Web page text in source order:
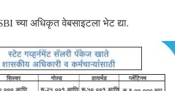
च्या अधिकृत वेबसाइटला भेट द्या.